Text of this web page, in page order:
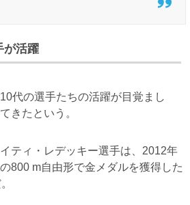
が活躍
代の選手たちの活躍が目覚まし
きたという。
ティ・レデッキー選手は、2012年
800 m自由形で金メダルを獲得した